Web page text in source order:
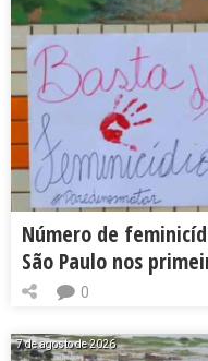
Número de
São Paulo nos
0
7 de agosto de 2026